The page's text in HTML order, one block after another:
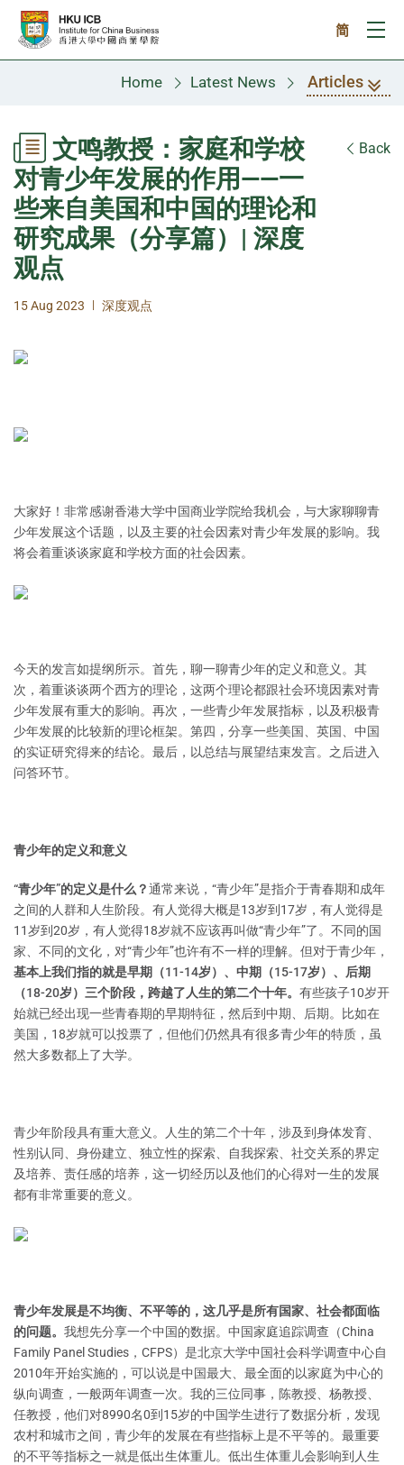
Skip to main content
简
Home Latest News Articles
文鸣教授：家庭和学校
对青少年发展的作用——一
些来自美国和中国的理论和
研究成果（分享篇）| 深度
观点
Back
15 Aug 2023 | 深度观点
大家好！非常感谢香港大学中国商业学院给我机会，与大家聊聊青
少年发展这个话题，以及主要的社会因素对青少年发展的影响。我
将会着重谈谈家庭和学校方面的社会因素。
今天的发言如提纲所示。首先，聊一聊青少年的定义和意义。其
次，着重谈谈两个西方的理论，这两个理论都跟社会环境因素对青
少年发展有重大的影响。再次，一些青少年发展指标，以及积极青
少年发展的比较新的理论框架。第四，分享一些美国、英国、中国
的实证研究得来的结论。最后，以总结与展望结束发言。之后进入
问答环节。
青少年的定义和意义
“青少年”的定义是什么？通常来说，“青少年”是指介于青春期和成年
之间的人群和人生阶段。有人觉得大概是13岁到17岁，有人觉得是
11岁到20岁，有人觉得18岁就不应该再叫做“青少年”了。不同的国
家、不同的文化，对“青少年”也许有不一样的理解。但对于青少年，
基本上我们指的就是早期（11-14岁）、中期（15-17岁）、后期
（18-20岁）三个阶段，跨越了人生的第二个十年。 有些孩子10岁开
始就已经出现一些青春期的早期特征，然后到中期、后期。比如在
美国，18岁就可以投票了，但他们仍然具有很多青少年的特质，虽
然大多数都上了大学。
青少年阶段具有重大意义。人生的第二个十年，涉及到身体发育、
性别认同、身份建立、独立性的探索、自我探索、社交关系的界定
及培养、责任感的培养，这一切经历以及他们的心得对一生的发展
都有非常重要的意义。
青少年发展是不均衡、不平等的，这几乎是所有国家、社会都面临
的问题。 我想先分享一个中国的数据。中国家庭追踪调查（China
Family Panel Studies，CFPS）是北京大学中国社会科学调查中心自
2010年开始实施的，可以说是中国最大、最全面的以家庭为中心的
纵向调查，一般两年调查一次。我的三位同事，陈教授、杨教授、
任教授，他们对8990名0到15岁的中国学生进行了数据分析，发现
农村和城市之间，青少年的发展在有些指标上是不平等的。最重要
的不平等指标之一就是低出生体重儿。低出生体重儿会影响到人生